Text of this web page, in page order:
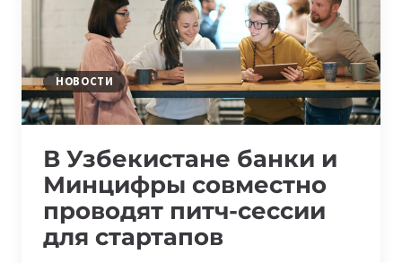
НОВОСТИ
В Узбекистане банки и
Минцифры совместно
проводят питч-сессии
для стартапов